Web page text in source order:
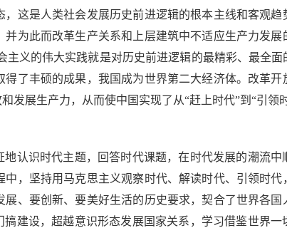
这是人类社会发展历史前进逻辑的根本主线和客观
为此而改革生产关系和上层建筑中不适应生产力发
义的伟大实践就是对历史前进逻辑的最精彩、最全面
了丰硕的成果，我国成为世界第二大经济体。改革
发展生产力，从而使中国实现了从“赶上时代”到“引领
识时代主题，回答时代课题，在时代发展的潮流中
，坚持用马克思主义观察时代、解读时代、引领时
、要创新、要美好生活的历史要求，契合了世界各
建设，超越意识形态发展国家关系，学习借鉴世界一